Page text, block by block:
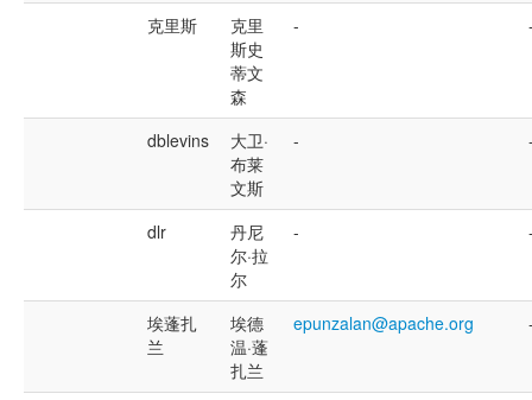
克里斯
克里
斯史
蒂文
森
-
dblevins
大卫·
布莱
文斯
-
dlr
丹尼
尔·拉
尔
-
埃蓬扎
兰
埃德
温·蓬
扎兰
epunzalan@apache.org